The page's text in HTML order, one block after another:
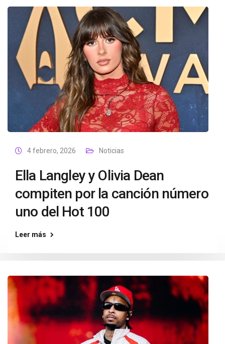
4 febrero, 2026 Noticias
Ella Langley y Olivia Dean
compiten por la canción número
uno del Hot 100
Leer más